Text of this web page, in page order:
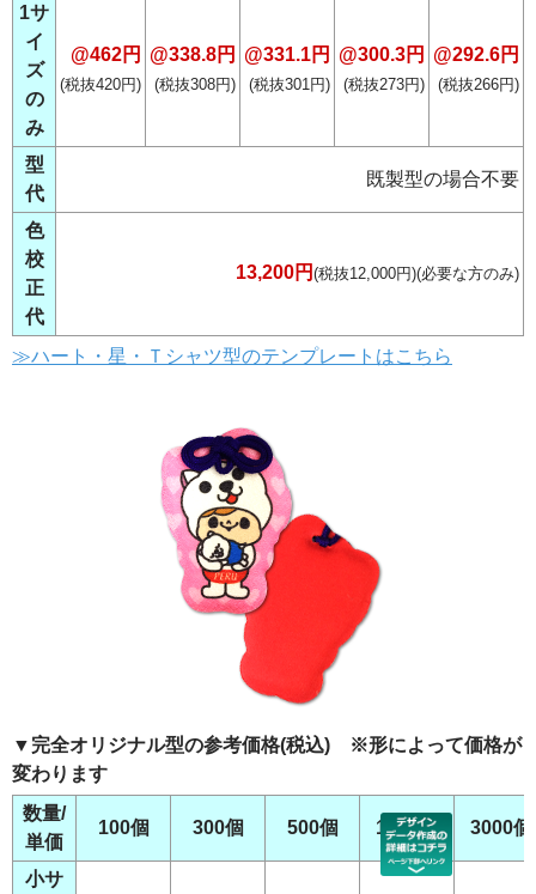
1サ
イ
ズ
の
み
@462円
(税抜420円)
@338.8円
(税抜308円)
@331.1円
(税抜301円)
@300.3円
(税抜273円)
@292.6円
(税抜266円)
型
代
既製型の場合不要
色
校
正
代
13,200円 (税抜12,000円)(必要な方のみ)
≫ハート・星・Ｔシャツ型のテンプレートはこちら
▼完全オリジナル型の参考価格(税込) ※形によって価格が
変わります
数量/
単価
100個 300個 500個 1000個 3000個
小サ